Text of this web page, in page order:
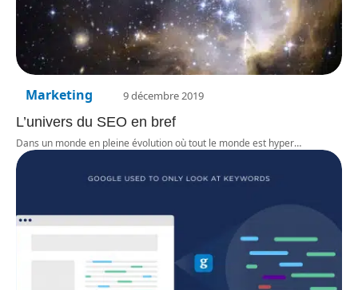
Marketing 9 décembre 2019
L’univers du SEO en bref
Dans un monde en pleine évolution où tout le monde est hyper…